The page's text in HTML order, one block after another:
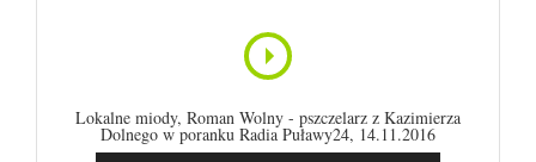
Lokalne miody, Roman Wolny - pszczelarz z Kazimierza
Dolnego w poranku Radia Puławy24, 14.11.2016